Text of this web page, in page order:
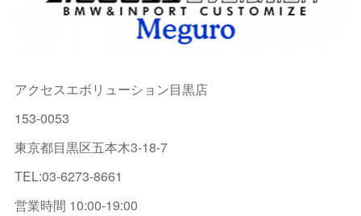
アクセスエボリューション目黒店
153-0053
東京都目黒区五本木3-18-7
TEL:03-6273-8661
営業時間 10:00-19:00